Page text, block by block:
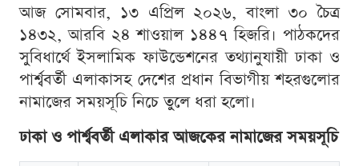
আজ সোমবার, ১৩ এপ্রিল ২০২৬, বাংলা ৩০ চৈত্র
১৪৩২, আরবি ২৪ শাওয়াল ১৪৪৭ হিজরি। পাঠকদের
সুবিধার্থে ইসলামিক ফাউন্ডেশনের তথ্যানুযায়ী ঢাকা ও
পার্শ্ববর্তী এলাকাসহ দেশের প্রধান বিভাগীয় শহরগুলোর
নামাজের সময়সূচি নিচে তুলে ধরা হলো।
ঢাকা ও পার্শ্ববর্তী এলাকার আজকের নামাজের সময়সূচি